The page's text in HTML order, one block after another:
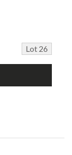
Lot 26